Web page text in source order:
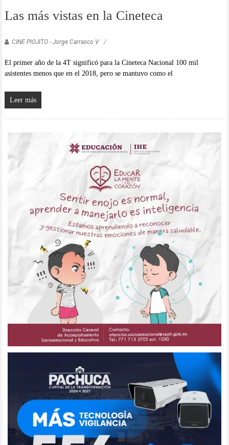
Las más vistas en la Cineteca
CINE PIOJITO - Jorge Carrasco V
El primer año de la 4T significó para la Cineteca Nacional 100 mil
asistentes menos que en el 2018, pero se mantuvo como el
Leer más